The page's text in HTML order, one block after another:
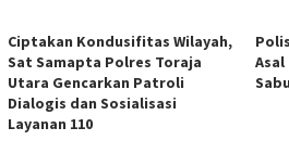
Ciptakan Kondusifitas Wilayah,
Sat Samapta Polres Toraja
Utara Gencarkan Patroli
Dialogis dan Sosialisasi
Layanan 110